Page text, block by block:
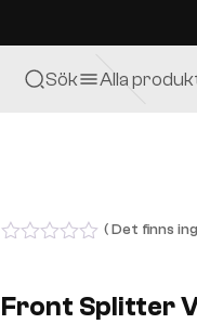
Sök Alla
of
5
( Det finns
Front Splitter